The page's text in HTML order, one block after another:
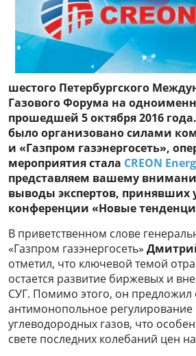
шестого Петербургского
Газового Форума на
прошедшей 5 октября 2016
было организовано силами
и «Газпром газэнергосеть»,
мероприятия стала CREON
представляем вашему
выводы экспертов, принявших
конференции «Новые
В приветственном слове
«Газпром газэнергосеть»
отметил, что ключевой темой
остается развитие биржевых и
СУГ. Помимо этого, он предложил
антимонопольное
углеводородных газов, что
свете последних колебаний цен